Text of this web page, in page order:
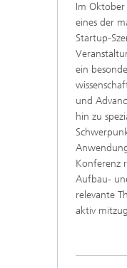
Im
eines der
Startup-
ein
und
hin zu
Konferenz
Aufbau-
relevante
aktiv